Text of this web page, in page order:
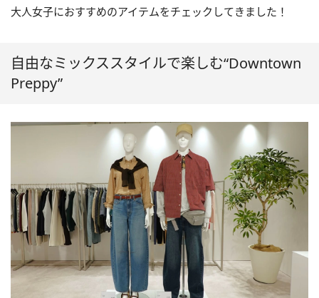
大人女子におすすめのアイテムをチェックしてきました！
自由なミックススタイルで楽しむ“Downtown
Preppy”